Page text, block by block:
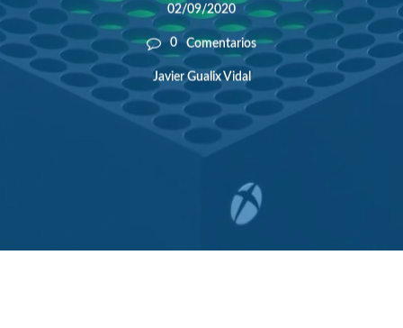
02/09/2020
0 Comentarios
Javier Gualix Vidal